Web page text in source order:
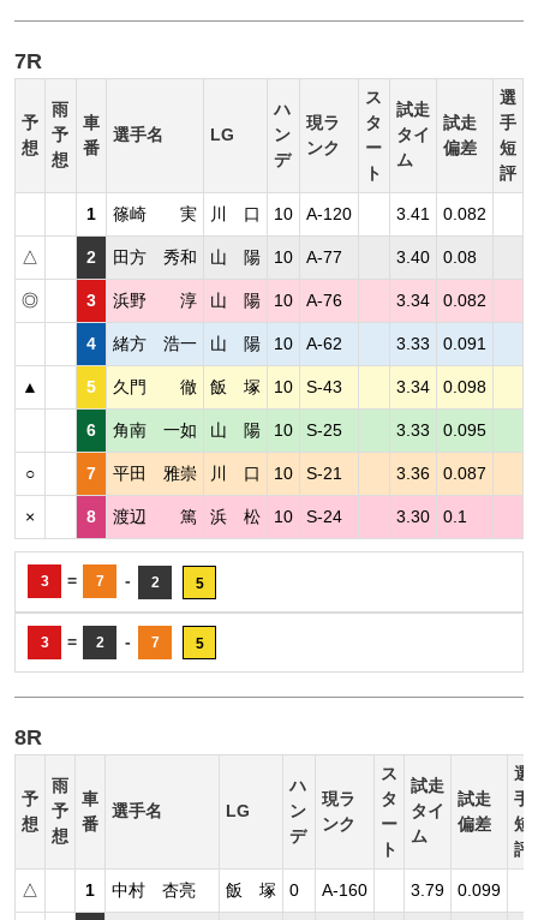
7R
予
想
雨
予
想
車
番
選手名 LG
ハ
ン
デ
現ラ
ンク
ス
タ
ー
ト
試走
タイ
ム
試走
偏差
選
手
短
評
1 篠崎 実 川 口 10 A-120 3.41 0.082
△ 2 田方 秀和 山 陽 10 A-77 3.40 0.08
◎ 3 浜野 淳 山 陽 10 A-76 3.34 0.082
4 緒方 浩一 山 陽 10 A-62 3.33 0.091
▲ 5 久門 徹 飯 塚 10 S-43 3.34 0.098
6 角南 一如 山 陽 10 S-25 3.33 0.095
○ 7 平田 雅崇 川 口 10 S-21 3.36 0.087
× 8 渡辺 篤 浜 松 10 S-24 3.30 0.1
3 = 7 - 2 5
3 = 2 - 7 5
8R
予
想
雨
予
想
車
番
選手名 LG
ハ
ン
デ
現ラ
ンク
ス
タ
ー
ト
試走
タイ
ム
試走
偏差
選
手
短
評
△ 1 中村 杏亮 飯 塚 0 A-160 3.79 0.099